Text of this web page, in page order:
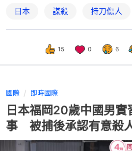
日本 謀殺 持刀傷人
15 0 6
國際 即時國際
日本福岡20歲中國男實
事 被捕後承認有意殺